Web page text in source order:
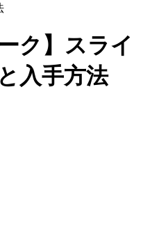
ク】スライ
入手方法